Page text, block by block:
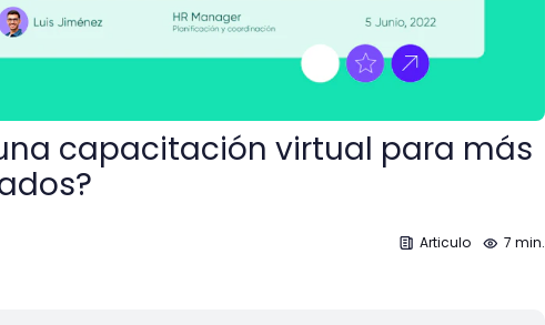
capacitación virtual para más
Articulo 7 min.